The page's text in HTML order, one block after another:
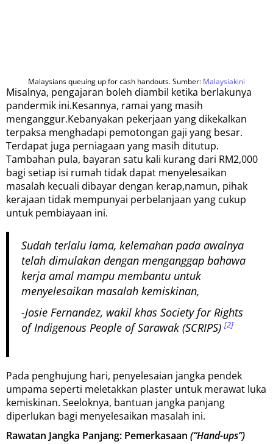
Malaysians queuing up for cash handouts. Sumber: Malaysiakini
Misalnya, pengajaran boleh diambil ketika berlakunya
pandermik ini.Kesannya, ramai yang masih
menganggur.Kebanyakan pekerjaan yang dikekalkan
terpaksa menghadapi pemotongan gaji yang besar.
Terdapat juga perniagaan yang masih ditutup.
Tambahan pula, bayaran satu kali kurang dari RM2,000
bagi setiap isi rumah tidak dapat menyelesaikan
masalah kecuali dibayar dengan kerap,namun, pihak
kerajaan tidak mempunyai perbelanjaan yang cukup
untuk pembiayaan ini.
Sudah terlalu lama, kelemahan pada awalnya
telah dimulakan dengan menganggap bahawa
kerja amal mampu membantu untuk
menyelesaikan masalah kemiskinan,
-Josie Fernandez, wakil khas Society for Rights
of Indigenous People of Sarawak (SCRIPS) [2]
Pada penghujung hari, penyelesaian jangka pendek
umpama seperti meletakkan plaster untuk merawat luka
kemiskinan. Seeloknya, bantuan jangka panjang
diperlukan bagi menyelesaikan masalah ini.
Rawatan Jangka Panjang: Pemerkasaan (“Hand-ups”)